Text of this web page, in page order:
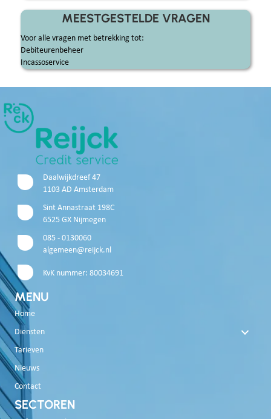
MEESTGESTELDE VRAGEN
Voor alle vragen met betrekking tot:
Debiteurenbeheer
Incassoservice
Daalwijkdreef 47
1103 AD Amsterdam
Sint Annastraat 198C
6525 GX Nijmegen
085 - 0130060
algemeen@reijck.nl
KvK nummer: 80034691
MENU
Home
Diensten
Tarieven
Nieuws
Contact
SECTOREN